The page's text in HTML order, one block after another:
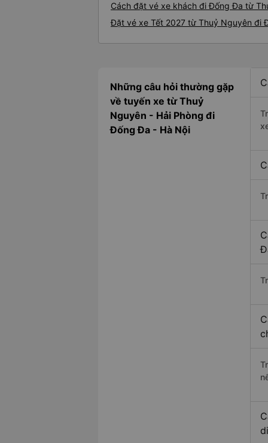
Cách đặt vé xe khách đi Đống Đa từ
Đặt vé xe Tết 2027 từ Thuỷ Nguyên đi
Những câu hỏi thường gặp
về tuyến xe từ Thuỷ
Nguyên - Hải Phòng đi
Đống Đa - Hà Nội